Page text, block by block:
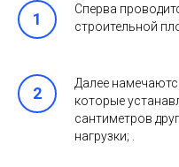
Сперва
строительной
Далее
которые
сантиметров
нагрузки; .